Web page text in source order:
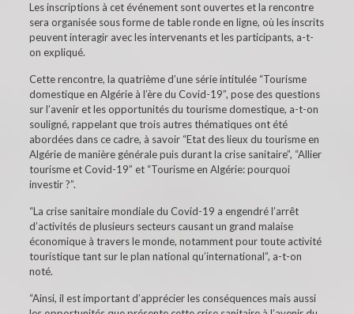
Les inscriptions à cet événement sont ouvertes et la rencontre
sera organisée sous forme de table ronde en ligne, où les inscrits
peuvent interagir avec les intervenants et les participants, a-t-
on expliqué.
Cette rencontre, la quatrième d’une série intitulée “Tourisme
domestique en Algérie à l’ère du Covid-19”, pose des questions
sur l’avenir et les opportunités du tourisme domestique, a-t-on
souligné, rappelant que trois autres thématiques ont été
abordées dans ce cadre, à savoir “Etat des lieux du tourisme en
Algérie de manière générale puis durant la crise sanitaire”, “Allier
tourisme et Covid-19” et “Tourisme en Algérie: pourquoi
investir ?”.
“La crise sanitaire mondiale du Covid-19 a engendré l’arrêt
d’activités de plusieurs secteurs causant un grand malaise
économique à travers le monde, notamment pour toute activité
touristique tant sur le plan national qu’international”, a-t-on
noté.
“Ainsi, il est important d’apprécier les conséquences mais aussi